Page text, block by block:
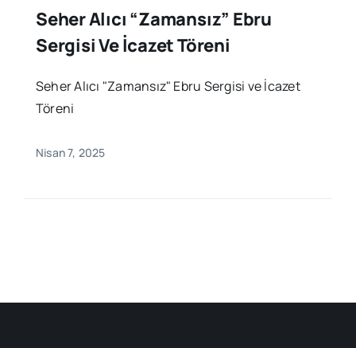
Seher Alıcı “Zamansız” Ebru
Sergisi Ve İcazet Töreni
Seher Alıcı "Zamansız" Ebru Sergisi ve İcazet
Töreni
Nisan 7, 2025